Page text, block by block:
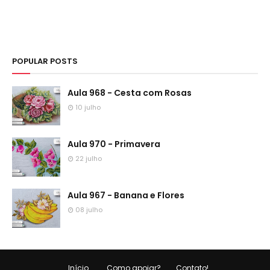
POPULAR POSTS
Aula 968 - Cesta com Rosas
10 julho
Aula 970 - Primavera
22 julho
Aula 967 - Banana e Flores
08 julho
Início Como apoiar? Contato!